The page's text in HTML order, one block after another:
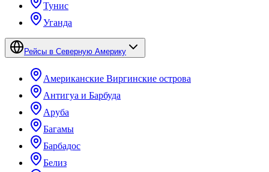
Тунис
Уганда
Рейсы в Северную Америку
Американские Виргинские острова
Антигуа и Барбуда
Аруба
Багамы
Барбадос
Белиз